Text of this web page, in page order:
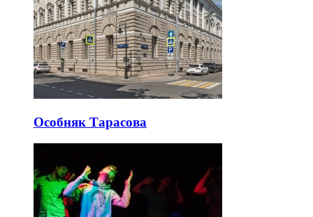
Особняк Тарасова